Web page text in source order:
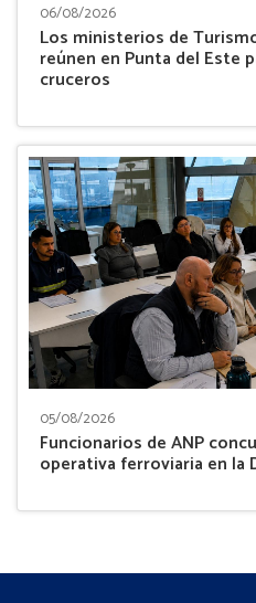
06/08/2026
Los ministerios de
reúnen en Punta del Este
cruceros
05/08/2026
Funcionarios de ANP
operativa ferroviaria en la